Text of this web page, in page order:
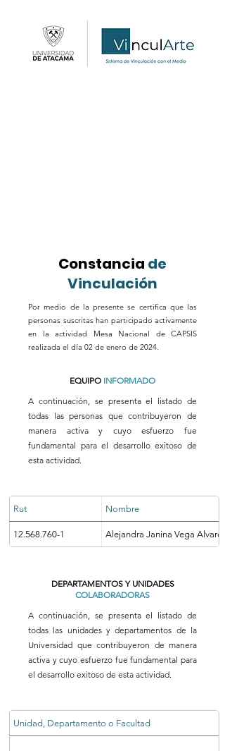
Constancia de
Vinculación
Por medio de la presente se certifica que las
personas suscritas han participado activamente
en la actividad Mesa Nacional de CAPSIS
realizada el día 02 de enero de 2024.
EQUIPO INFORMADO
A continuación, se presenta el listado de
todas las personas que contribuyeron de
manera activa y cuyo esfuerzo fue
fundamental para el desarrollo exitoso de
esta actividad.
Rut Nombre
12.568.760-1 Alejandra Janina Vega Alvarez
DEPARTAMENTOS Y UNIDADES
COLABORADORAS
A continuación, se presenta el listado de
todas las unidades y departamentos de la
Universidad que contribuyeron de manera
activa y cuyo esfuerzo fue fundamental para
el desarrollo exitoso de esta actividad.
Unidad, Departamento o Facultad